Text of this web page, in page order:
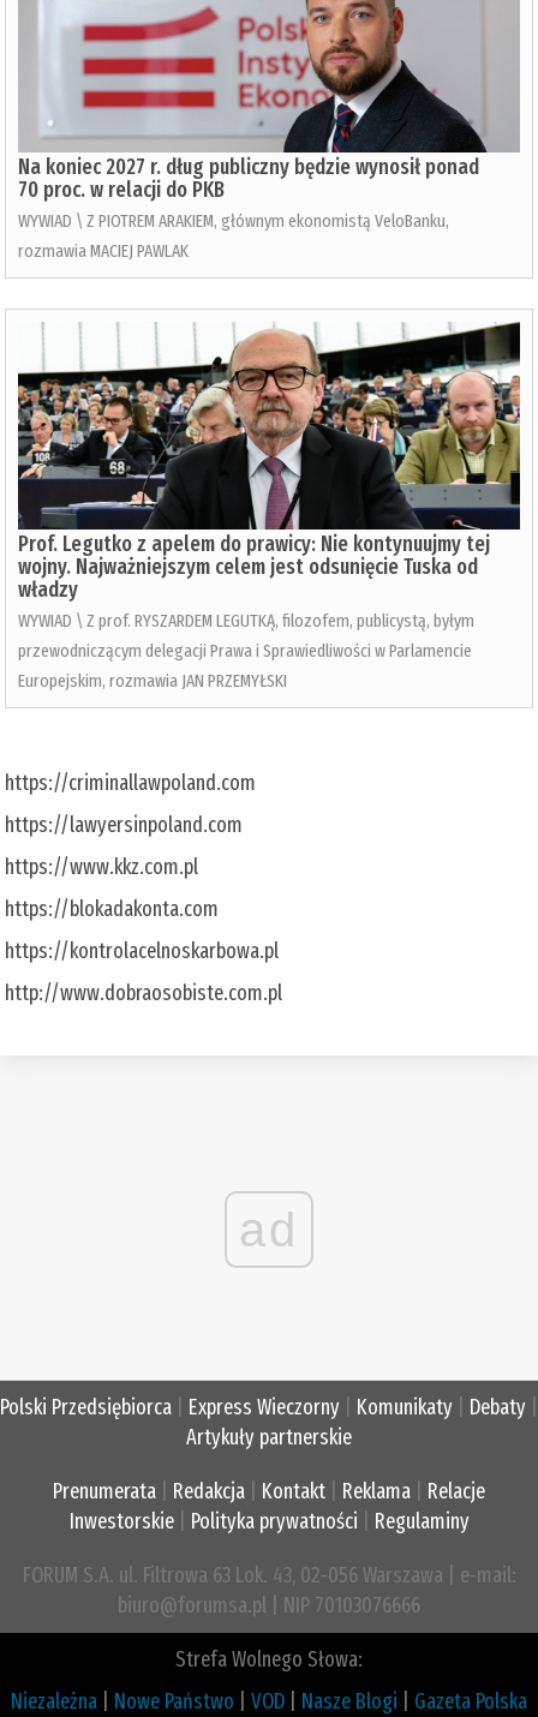
Na koniec 2027 r. dług publiczny będzie wynosił ponad
70 proc. w relacji do PKB
WYWIAD \ Z PIOTREM ARAKIEM, głównym ekonomistą VeloBanku,
rozmawia MACIEJ PAWLAK
Prof. Legutko z apelem do prawicy: Nie kontynuujmy tej
wojny. Najważniejszym celem jest odsunięcie Tuska od
władzy
WYWIAD \ Z prof. RYSZARDEM LEGUTKĄ, filozofem, publicystą, byłym
przewodniczącym delegacji Prawa i Sprawiedliwości w Parlamencie
Europejskim, rozmawia JAN PRZEMYŁSKI
https://criminallawpoland.com
https://lawyersinpoland.com
https://www.kkz.com.pl
https://blokadakonta.com
https://kontrolacelnoskarbowa.pl
http://www.dobraosobiste.com.pl
ad
Polski Przedsiębiorca Express Wieczorny Komunikaty Debaty
Artykuły partnerskie
Prenumerata Redakcja Kontakt Reklama
Relacje
Inwestorskie| Polityka prywatności Regulaminy
FORUM S.A. ul. Filtrowa 63 Lok. 43, 02-056 Warszawa | e-mail:
biuro@forumsa.pl | NIP 70103076666
Strefa Wolnego Słowa:
Niezależna
Nowe Państwo VOD Nasze Blogi Gazeta Polska